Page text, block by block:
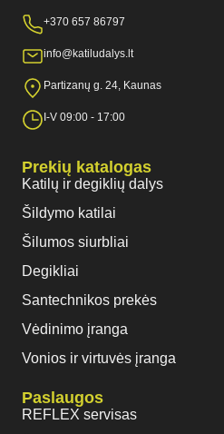
+370 657 86797
info@katiludalys.lt
Partizanų g. 24, Kaunas
I-V 09:00 - 17:00
Prekių katalogas
Katilų ir degiklių dalys
Šildymo katilai
Šilumos siurbliai
Degikliai
Santechnikos prekės
Vėdinimo įranga
Vonios ir virtuvės įranga
Paslaugos
REFLEX servisas